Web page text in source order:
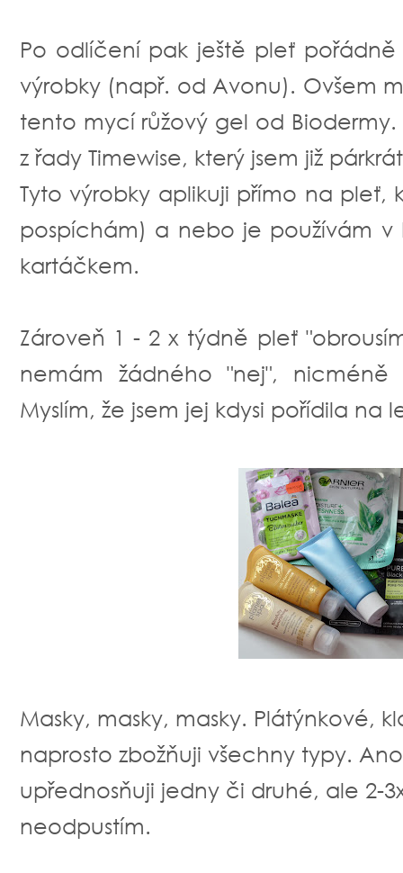
Po odlíčení pak ještě pleť
výrobky (např. od Avonu). Ovšem
tento mycí růžový gel od
z řady Timewise, který jsem již
Tyto výrobky aplikuji přímo na pleť,
pospíchám) a nebo je používám v
kartáčkem.
Zároveň 1 - 2 x týdně pleť
nemám žádného "nej",
Myslím, že jsem jej kdysi pořídila na
Masky, masky, masky. Plátýnkové,
naprosto zbožňuji všechny typy.
upřednosňuji jedny či druhé, ale 2-
neodpustím.